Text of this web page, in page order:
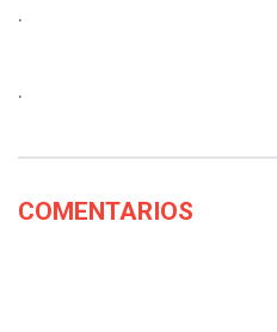
.
.
COMENTARIOS